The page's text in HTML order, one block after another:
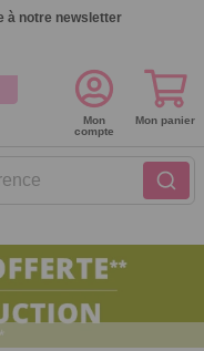
à notre newsletter
Mon
compte
Mon panier